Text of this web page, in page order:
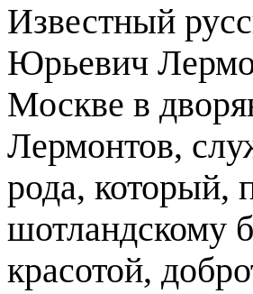
Известный
Юрьевич
Москве в
Лермонтов,
рода, который,
шотландскому
красотой,